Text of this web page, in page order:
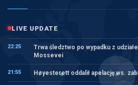
LIVE UPDATE
22:25
Trwa śledztwo po wypadku z
Mossevei
21:55 Høyesterett oddalił apelację ws.